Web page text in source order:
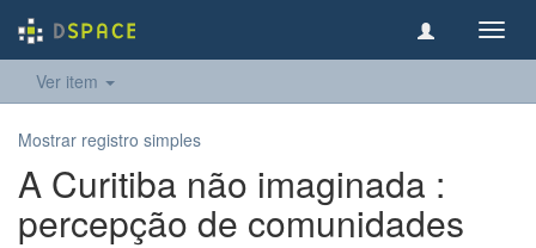
Ver item
Mostrar registro simples
A Curitiba não imaginada :
percepção de comunidades